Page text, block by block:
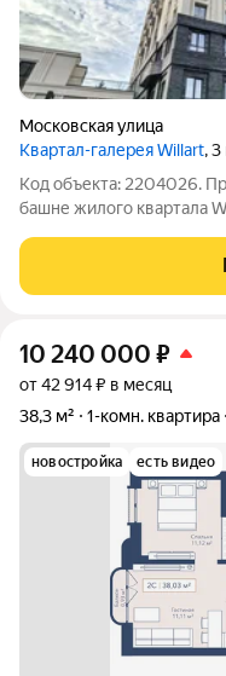
Московская улица
Квартал-галерея Willart,
Код объекта: 2204026.
башне жилого квартала
Аффинажного завода,
урбанистический
10 240 000 ₽
от 42 914 ₽ в месяц
38,3 м²
1-комн. квартира
новостройка есть видео